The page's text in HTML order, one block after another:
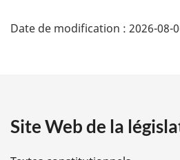
é
i
Date de modification : 2026-08-
Site Web de la